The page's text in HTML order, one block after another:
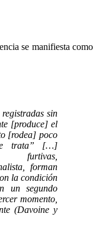
se manifiesta como
sin
[produce] el
[rodea] poco
trata” […]
furtivas,
forman
la condición
un segundo
momento,
(Davoine y